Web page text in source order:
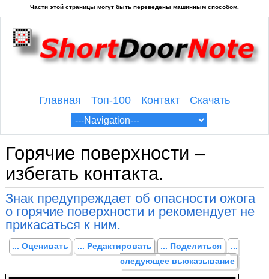
Главная Топ-100 Контакт Скачать
Горячие поверхности –
избегать контакта.
Знак предупреждает об опасности ожога
о горячие поверхности и рекомендует не
прикасаться к ним.
... Оценивать ... Редактировать ... Поделиться
...
следующее высказывание